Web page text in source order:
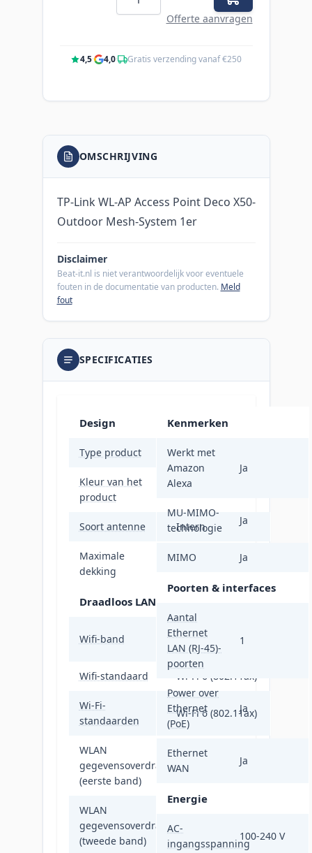
Offerte aanvragen
4,5· 4,0· Gratis verzending vanaf €250
OMSCHRIJVING
TP-Link WL-AP Access Point Deco X50-
Outdoor Mesh-System 1er
Disclaimer
Beat-it.nl is niet verantwoordelijk voor eventuele
fouten in de documentatie van producten. Meld
fout
SPECIFICATIES
Design
Type product Mesh-systeem
Kleur van het
product
Wit
Soort antenne Intern
Maximale
dekking
230 m²
Draadloos LAN
Wifi-band
Dual-band (2.4
GHz / 5 GHz)
Wifi-standaard Wi-Fi 6 (802.11ax)
Wi-Fi-
standaarden
Wi-Fi 6 (802.11ax)
WLAN
gegevensoverdrachtsnelheid
(eerste band)
2402 Mbit/s
WLAN
gegevensoverdrachtsnelheid
(tweede band)
574 Mbit/s
Kenmerken
Werkt met
Amazon
Alexa
Ja
MU-MIMO-
technologie
Ja
MIMO Ja
Poorten & interfaces
Aantal
Ethernet
LAN (RJ-45)-
poorten
1
Power over
Ethernet
(PoE)
Ja
Ethernet
WAN
Ja
Energie
AC-
ingangsspanning
100-240 V